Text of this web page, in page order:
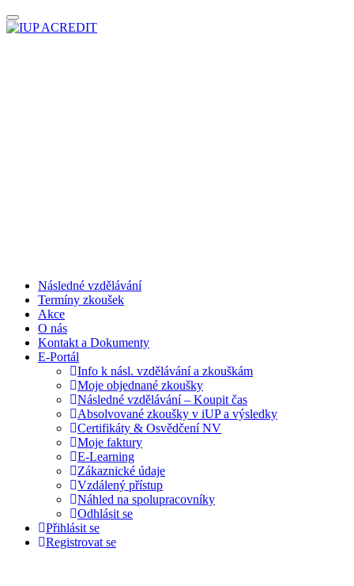
Toggle navigation
Následné vzdělávání
Termíny zkoušek
Akce
O nás
Kontakt a Dokumenty
E-Portál
Info k násl. vzdělávání a zkouškám
Moje objednané zkoušky
Následné vzdělávání – Koupit čas
Absolvované zkoušky v iUP a výsledky
Certifikáty & Osvědčení NV
Moje faktury
E-Learning
Zákaznické údaje
Vzdálený přístup
Náhled na spolupracovníky
Odhlásit se
Přihlásit se
Registrovat se